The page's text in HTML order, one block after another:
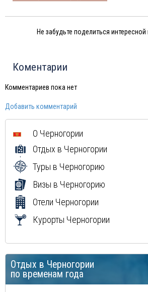
Не забудьте поделиться
Коментарии
Комментариев пока нет
Добавить комментарий
О Черногории
Отдых в Черногории
Туры в Черногорию
Визы в Черногорию
Отели Черногории
Курорты Черногории
Отдых в Черногории
по временам года